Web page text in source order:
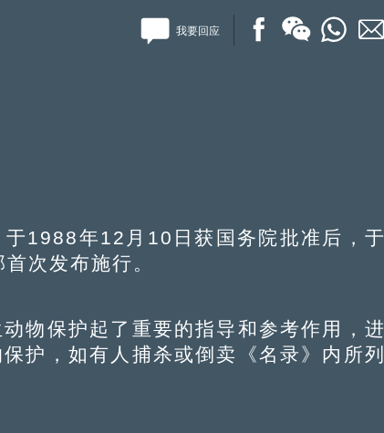
我要回应
1988年12月10日获国务院批准后，于
次发布施行。
保护起了重要的指导和参考作用，进
护，如有人捕杀或倒卖《名录》内所列